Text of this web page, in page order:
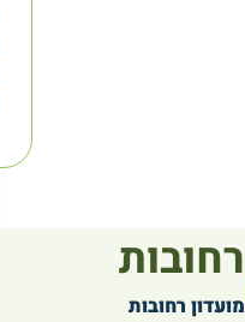
רחובות
מועדון רחובות